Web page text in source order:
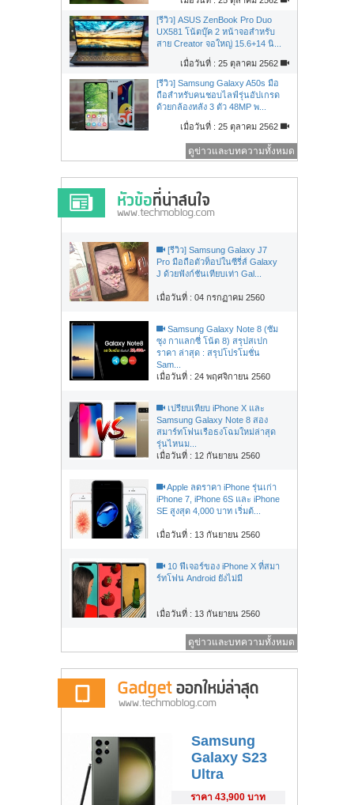
[รีวิว] ASUS ZenBook Pro Duo
UX581 โน้ตบุ๊ค 2 หน้าจอสำหรับ
สาย Creator จอใหญ่ 15.6+14 นิ...
เมื่อวันที่ : 25 ตุลาคม 2562
[รีวิว] Samsung Galaxy A50s มือ
ถือสำหรับคนชอบไลฟ์รุ่นอัปเกรด
ด้วยกล้องหลัง 3 ตัว 48MP พ...
เมื่อวันที่ : 25 ตุลาคม 2562
ดูข่าวและบทความทั้งหมด
[รีวิว] Samsung Galaxy J7
Pro มือถือตัวท็อปในซีรี่ส์ Galaxy
J ด้วยฟังก์ชันเทียบเท่า Gal...
เมื่อวันที่ : 04 กรกฏาคม 2560
Samsung Galaxy Note 8 (ซัม
ซุง กาแลกซี่ โน้ต 8) สรุปสเปก
ราคา ล่าสุด : สรุปโปรโมชั่น
Sam...
เมื่อวันที่ : 24 พฤศจิกายน 2560
เปรียบเทียบ iPhone X และ
Samsung Galaxy Note 8 สอง
สมาร์ทโฟนเรือธงโฉมใหม่ล่าสุด
รุ่นไหนม...
เมื่อวันที่ : 12 กันยายน 2560
Apple ลดราคา iPhone รุ่นเก่า
iPhone 7, iPhone 6S และ iPhone
SE สูงสุด 4,000 บาท เริ่มต้...
เมื่อวันที่ : 13 กันยายน 2560
10 ฟีเจอร์ของ iPhone X ที่สมา
ร์ทโฟน Android ยังไม่มี
เมื่อวันที่ : 13 กันยายน 2560
ดูข่าวและบทความทั้งหมด
Samsung
Galaxy S23
Ultra
ราคา 43,900 บาท